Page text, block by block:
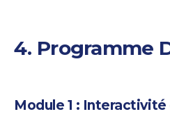
4. Programme
Module 1 : Interactivité